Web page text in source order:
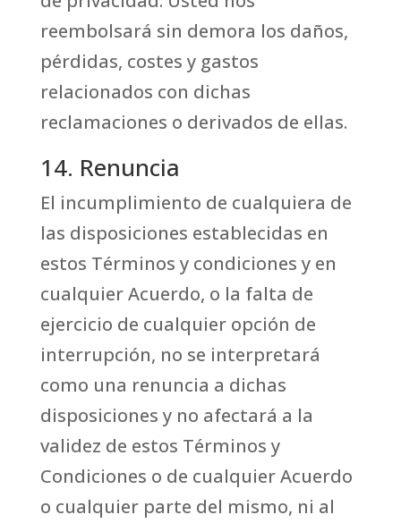
reembolsará sin demora los daños,
pérdidas, costes y gastos
relacionados con dichas
reclamaciones o derivados de ellas.
14. Renuncia
El incumplimiento de cualquiera de
las disposiciones establecidas en
estos Términos y condiciones y en
cualquier Acuerdo, o la falta de
ejercicio de cualquier opción de
interrupción, no se interpretará
como una renuncia a dichas
disposiciones y no afectará a la
validez de estos Términos y
Condiciones o de cualquier Acuerdo
o cualquier parte del mismo, ni al